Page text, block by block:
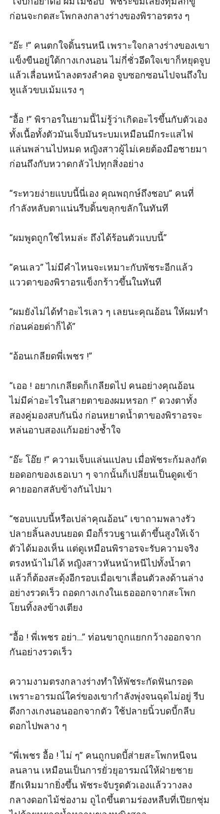
ก่อนจะกดสะโพกลงกลางร่างของพิราอรตรง ๆ
“อ๊ะ !” คนตกใจดิ้นรนหนี เพราะใจกลางร่างของเขา
แข็งขืนอยู่ใต้กางเกงนอน ไม่กี่ชั่วอึดใจเขาก็หยุดจูบ
แล้วเลื่อนหน้าลงตรงลำคอ จูบซอกซอนไปจนถึงใบ
หูแล้วขบเม้มแรง ๆ
“อื้อ !” พิราอรในยามนี้ไม่รู้ว่าเกิดอะไรขึ้นกับตัวเอง
ทั้งเนื้อทั้งตัวมันเจ็บมันระบมเหมือนมีกระแสไฟ
แล่นพล่านไปหมด หญิงสาวผู้ไม่เคยต้องมือชายมา
ก่อนถึงกับหวาดกลัวไปทุกสิ่งอย่าง
“ระทวยง่ายแบบนี้นี่เอง คุณพฤกษ์ถึงชอบ” คนที่
กำลังหลับตาแน่นรีบดิ้นขลุกขลักในทันที
“ผมพูดถูกใช่ไหมล่ะ ถึงได้ร้อนตัวแบบนี้”
“คนเลว” ไม่มีคำไหนจะเหมาะกับพัชระอีกแล้ว
แววตาของพิราอรแข็งกร้าวขึ้นในทันที
“ผมยังไม่ได้ทำอะไรเลว ๆ เลยนะคุณอ้อน ให้ผมทำ
ก่อนค่อยด่าก็ได้”
“อ้อนเกลียดพี่เพชร !”
“เออ ! อยากเกลียดก็เกลียดไป คนอย่างคุณอ้อน
ไม่มีค่าอะไรในสายตาของผมหรอก !” ดวงตาทั้ง
สองคู่มองสบกันนิ่ง ก่อนหยาดน้ำตาของพิราอรจะ
หล่นอาบสองแก้มอย่างช้ำใจ
“อ๊ะ โอ๊ย !” ความเจ็บแล่นแปลบ เมื่อพัชระก้มลงกัด
ยอดอกของเธอเบา ๆ จากนั้นก็เปลี่ยนเป็นดูดเข้า
คายออกสลับข้างกันไปมา
“ชอบแบบนี้หรือเปล่าคุณอ้อน” เขาถามพลางรัว
ปลายลิ้นลงบนยอด มือก็รวบฐานเต้าขึ้นสูงให้เจ้า
ตัวได้มองเห็น แต่ดูเหมือนพิราอรจะรับความจริง
ตรงหน้าไม่ได้ หญิงสาวหันหน้าหนีไปทั้งน้ำตา
แล้วก็ต้องสะดุ้งอีกรอบเมื่อเขาเลื่อนตัวลงด้านล่าง
อย่างรวดเร็ว ถอดกางเกงในเธอออกจากสะโพก
โยนทิ้งลงข้างเตียง
“อื้อ ! พี่เพชร อย่า...” ท่อนขาถูกแยกกว้างออกจาก
กันอย่างรวดเร็ว
ความงามตรงกลางร่างทำให้พัชระกัดฟันกรอด
เพราะอารมณ์ใคร่ของเขากำลังพุ่งจนฉุดไม่อยู่ รีบ
ดึงกางเกงนอนออกจากตัว ใช้ปลายนิ้วบดบี้กลีบ
ดอกไปพลาง ๆ
“พี่เพชร อื้อ ! ไม่ ๆ” คนถูกบดบี้ส่ายสะโพกหนีจน
ลนลาน เหมือนเป็นการยั่วยุอารมณ์ให้ฝ่ายชาย
ฮึกเหิมมากยิ่งขึ้น พัชระจับรูดตัวเองแล้ววางลง
กลางดอกไม้ช่องาม ถูไถขึ้นตามร่องหลืบที่เปียกชุ่ม